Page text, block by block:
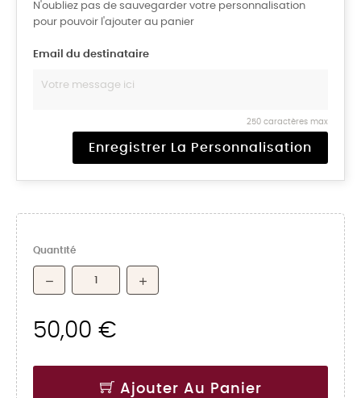
N'oubliez pas de sauvegarder votre personnalisation
pour pouvoir l'ajouter au panier
Email du destinataire
250 caractères max
Enregistrer La Personnalisation
Quantité
50,00 €
Ajouter Au Panier